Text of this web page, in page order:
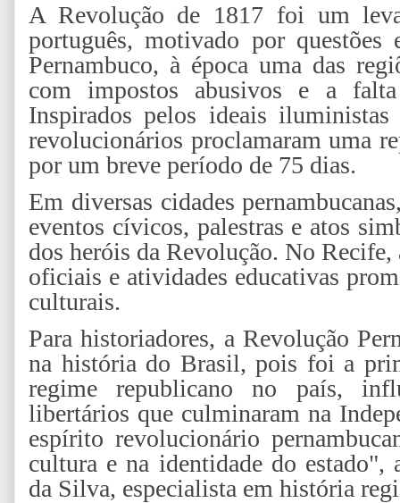
A Revolução de 1817 foi um
português, motivado por questões
Pernambuco, à época uma das
com impostos abusivos e a
Inspirados pelos ideais
revolucionários proclamaram uma
por um breve período de 75 dias.
Em diversas cidades
eventos cívicos, palestras e atos
dos heróis da Revolução. No
oficiais e atividades educativas
culturais.
Para historiadores, a Revolução
na história do Brasil, pois foi a
regime republicano no país,
libertários que culminaram na
espírito revolucionário
cultura e na identidade do
da Silva, especialista em história